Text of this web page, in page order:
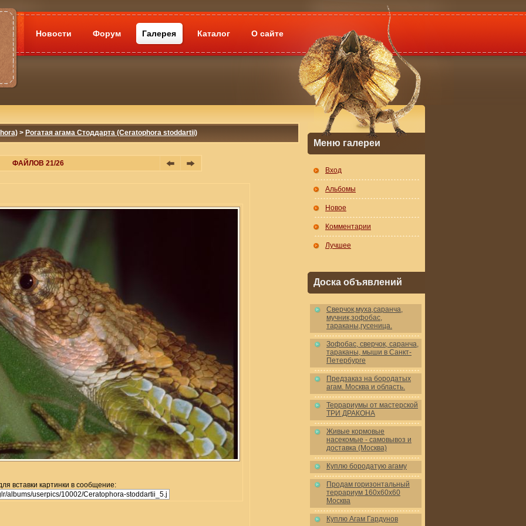
Новости Форум Галерея Каталог О сайте
> Рогатая агама Стоддарта (Ceratophora stoddartii)
ФАЙЛОВ 21/26
вставки картинки в сообщение:
Меню галереи
Вход
Альбомы
Новое
Комментарии
Лучшее
Доска объявлений
Cверчок,муха,саранча,
мучник,зофобас,
тараканы,гусеница.
Зофобас, сверчок, саранча,
тараканы, мыши в Санкт-
Петербурге
Предзаказ на бородатых
агам. Москва и область.
Террариумы от мастерской
ТРИ ДРАКОНА
Живые кормовые
насекомые - самовывоз и
доставка (Москва)
Куплю бородатую агаму
Продам горизонтальный
террариум 160x60x60
Москва
Куплю Агам Гардунов